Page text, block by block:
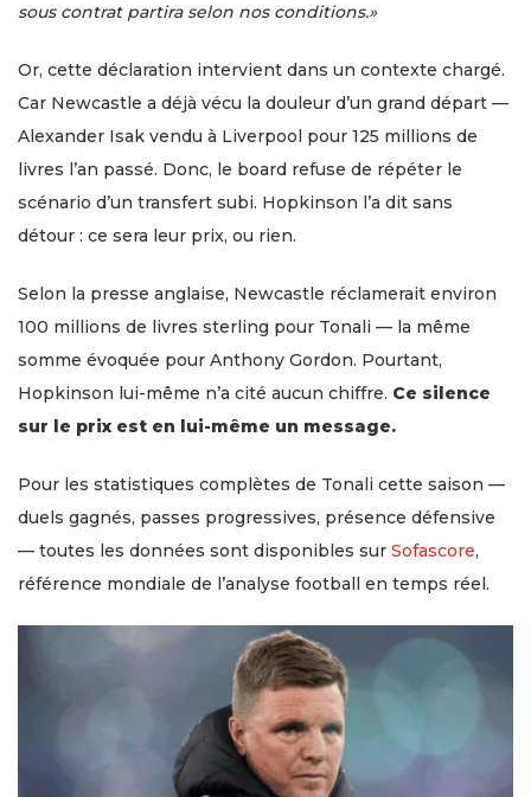
sous contrat partira selon nos conditions.»
Or, cette déclaration intervient dans un contexte chargé.
Car Newcastle a déjà vécu la douleur d’un grand départ —
Alexander Isak vendu à Liverpool pour 125 millions de
livres l’an passé. Donc, le board refuse de répéter le
scénario d’un transfert subi. Hopkinson l’a dit sans
détour : ce sera leur prix, ou rien.
Selon la presse anglaise, Newcastle réclamerait environ
100 millions de livres sterling pour Tonali — la même
somme évoquée pour Anthony Gordon. Pourtant,
Hopkinson lui-même n’a cité aucun chiffre. Ce silence
sur le prix est en lui-même un message.
Pour les statistiques complètes de Tonali cette saison —
duels gagnés, passes progressives, présence défensive
— toutes les données sont disponibles sur Sofascore,
référence mondiale de l’analyse football en temps réel.